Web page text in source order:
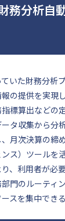
務分析自
いた財務分析
の提供を実現
標算出などの
タ収集から分
月次決算の締
ス）ツールを
、利用者が必
門のルーティ
スを集中でき